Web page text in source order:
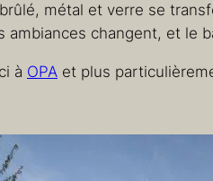
métal et verre se
ambiances changent, et le
à OPA et plus